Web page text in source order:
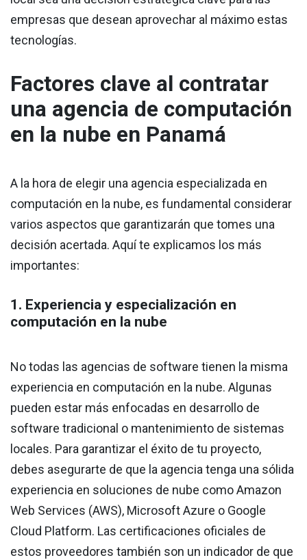
empresas que desean aprovechar al máximo estas
tecnologías.
Factores clave al contratar
una agencia de computación
en la nube en Panamá
A la hora de elegir una agencia especializada en
computación en la nube, es fundamental considerar
varios aspectos que garantizarán que tomes una
decisión acertada. Aquí te explicamos los más
importantes:
1. Experiencia y especialización en
computación en la nube
No todas las agencias de software tienen la misma
experiencia en computación en la nube. Algunas
pueden estar más enfocadas en desarrollo de
software tradicional o mantenimiento de sistemas
locales. Para garantizar el éxito de tu proyecto,
debes asegurarte de que la agencia tenga una sólida
experiencia en soluciones de nube como Amazon
Web Services (AWS), Microsoft Azure o Google
Cloud Platform. Las certificaciones oficiales de
estos proveedores también son un indicador de que